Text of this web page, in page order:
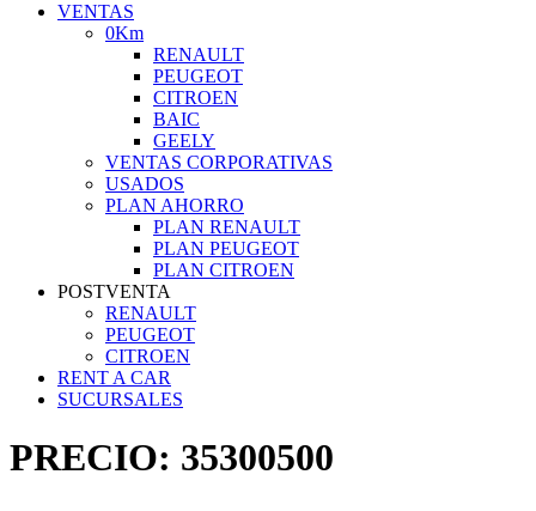
VENTAS
0Km
RENAULT
PEUGEOT
CITROEN
BAIC
GEELY
VENTAS CORPORATIVAS
USADOS
PLAN AHORRO
PLAN RENAULT
PLAN PEUGEOT
PLAN CITROEN
POSTVENTA
RENAULT
PEUGEOT
CITROEN
RENT A CAR
SUCURSALES
PRECIO: 35300500